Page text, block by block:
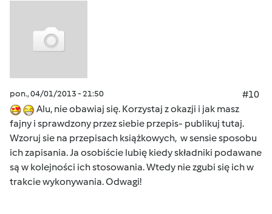
pon., 04/01/2013 - 21:50
#10
Alu, nie obawiaj się. Korzystaj z okazji i jak masz
fajny i sprawdzony przez siebie przepis- publikuj tutaj.
Wzoruj sie na przepisach książkowych, w sensie sposobu
ich zapisania. Ja osobiście lubię kiedy składniki podawane
są w kolejności ich stosowania. Wtedy nie zgubi się ich w
trakcie wykonywania. Odwagi!